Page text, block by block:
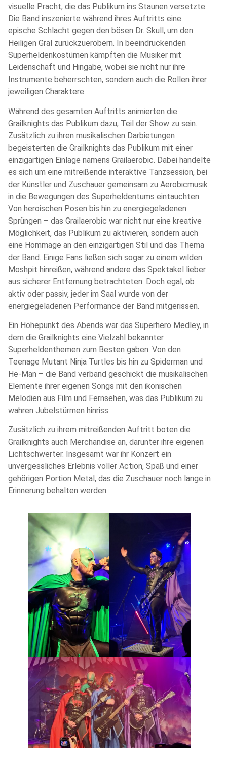
visuelle Pracht, die das Publikum ins Staunen versetzte.
Die Band inszenierte während ihres Auftritts eine
epische Schlacht gegen den bösen Dr. Skull, um den
Heiligen Gral zurückzuerobern. In beeindruckenden
Superheldenkostümen kämpften die Musiker mit
Leidenschaft und Hingabe, wobei sie nicht nur ihre
Instrumente beherrschten, sondern auch die Rollen ihrer
jeweiligen Charaktere.
Während des gesamten Auftritts animierten die
Grailknights das Publikum dazu, Teil der Show zu sein.
Zusätzlich zu ihren musikalischen Darbietungen
begeisterten die Grailknights das Publikum mit einer
einzigartigen Einlage namens Grailaerobic. Dabei handelte
es sich um eine mitreißende interaktive Tanzsession, bei
der Künstler und Zuschauer gemeinsam zu Aerobicmusik
in die Bewegungen des Superheldentums eintauchten.
Von heroischen Posen bis hin zu energiegeladenen
Sprüngen – das Grailaerobic war nicht nur eine kreative
Möglichkeit, das Publikum zu aktivieren, sondern auch
eine Hommage an den einzigartigen Stil und das Thema
der Band. Einige Fans ließen sich sogar zu einem wilden
Moshpit hinreißen, während andere das Spektakel lieber
aus sicherer Entfernung betrachteten. Doch egal, ob
aktiv oder passiv, jeder im Saal wurde von der
energiegeladenen Performance der Band mitgerissen.
Ein Höhepunkt des Abends war das Superhero Medley, in
dem die Grailknights eine Vielzahl bekannter
Superheldenthemen zum Besten gaben. Von den
Teenage Mutant Ninja Turtles bis hin zu Spiderman und
He-Man – die Band verband geschickt die musikalischen
Elemente ihrer eigenen Songs mit den ikonischen
Melodien aus Film und Fernsehen, was das Publikum zu
wahren Jubelstürmen hinriss.
Zusätzlich zu ihrem mitreißenden Auftritt boten die
Grailknights auch Merchandise an, darunter ihre eigenen
Lichtschwerter. Insgesamt war ihr Konzert ein
unvergessliches Erlebnis voller Action, Spaß und einer
gehörigen Portion Metal, das die Zuschauer noch lange in
Erinnerung behalten werden.